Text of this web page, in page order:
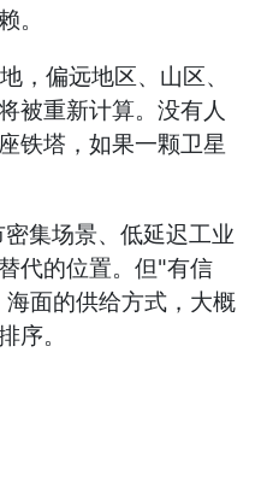
。
，偏远地区、山区、
被重新计算。没有人
铁塔，如果一颗卫星
集场景、低延迟工业
代的位置。但"有信
面的供给方式，大概
序。